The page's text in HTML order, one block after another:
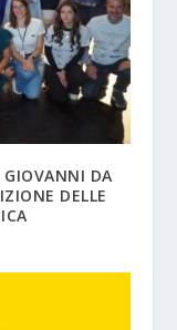
DA
DELLE